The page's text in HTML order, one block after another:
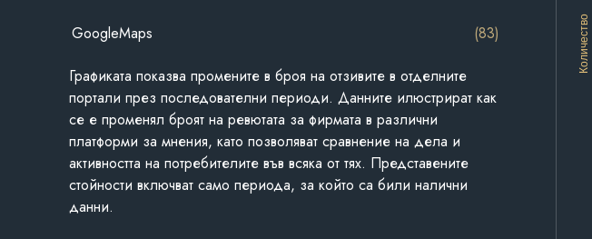
Количество
GoogleMaps (83)
Графиката показва промените в броя на отзивите в отделните
портали през последователни периоди. Данните илюстрират как
се е променял броят на ревютата за фирмата в различни
платформи за мнения, като позволяват сравнение на дела и
активността на потребителите във всяка от тях. Представените
стойности включват само периода, за който са били налични
данни.